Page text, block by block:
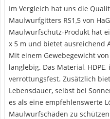
Im Vergleich hat uns die
Maulwurfgitters RS1,5 von
Maulwurfschutz-Produkt hat
x 5 m und bietet ausreichend
Mit einem Gewebegewicht
langlebig. Das Material,
verrottungsfest. Zusätzlich
Lebensdauer, selbst bei
es als eine empfehlenswerte
Maulwurfschäden zu